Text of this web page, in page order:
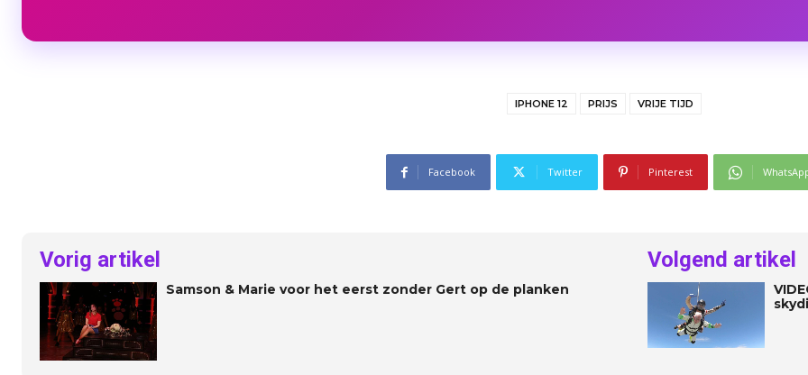
IPHONE 12 PRIJS VRIJE TIJD
Facebook Twitter Pinterest
Vorig artikel
Samson & Marie voor het eerst zonder Gert op de planken
Volgend artikel